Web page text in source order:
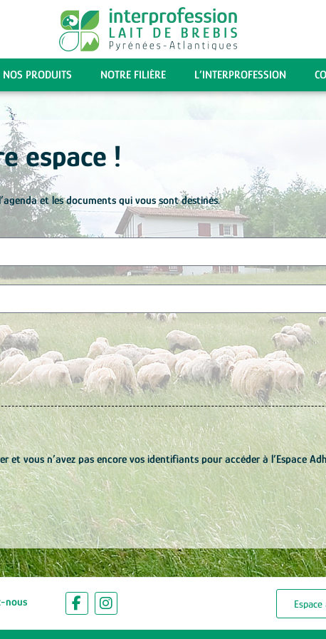
NOS PRODUITS NOTRE FILIÈRE L’INTERPROFESSION
espace !
et les documents qui vous sont destinés.
vous n’avez pas encore vos identifiants pour accéder à l’Espace
nous